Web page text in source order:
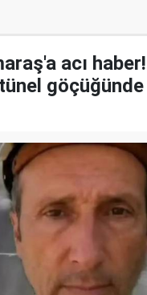
acı haber!